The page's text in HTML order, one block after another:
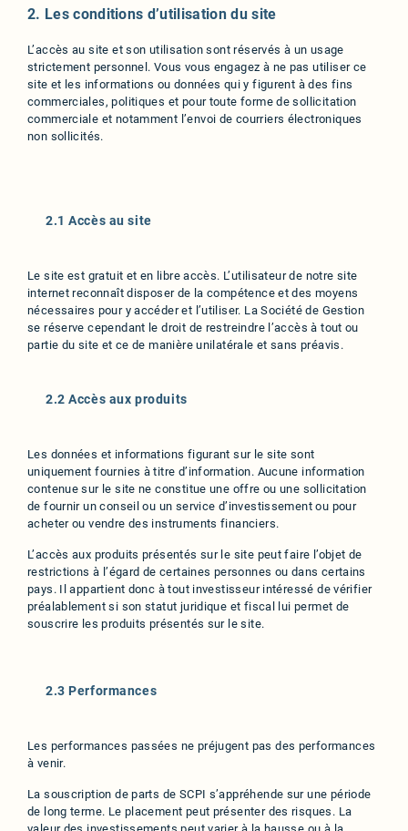
2. Les conditions d’utilisation du site
L’accès au site et son utilisation sont réservés à un usage
strictement personnel. Vous vous engagez à ne pas utiliser ce
site et les informations ou données qui y figurent à des fins
commerciales, politiques et pour toute forme de sollicitation
commerciale et notamment l’envoi de courriers électroniques
non sollicités.
2.1 Accès au site
Le site est gratuit et en libre accès. L’utilisateur de notre site
internet reconnaît disposer de la compétence et des moyens
nécessaires pour y accéder et l’utiliser. La Société de Gestion
se réserve cependant le droit de restreindre l’accès à tout ou
partie du site et ce de manière unilatérale et sans préavis.
2.2 Accès aux produits
Les données et informations figurant sur le site sont
uniquement fournies à titre d’information. Aucune information
contenue sur le site ne constitue une offre ou une sollicitation
de fournir un conseil ou un service d’investissement ou pour
acheter ou vendre des instruments financiers.
L’accès aux produits présentés sur le site peut faire l’objet de
restrictions à l’égard de certaines personnes ou dans certains
pays. Il appartient donc à tout investisseur intéressé de vérifier
préalablement si son statut juridique et fiscal lui permet de
souscrire les produits présentés sur le site.
2.3 Performances
Les performances passées ne préjugent pas des performances
à venir.
La souscription de parts de SCPI s’appréhende sur une période
de long terme. Le placement peut présenter des risques. La